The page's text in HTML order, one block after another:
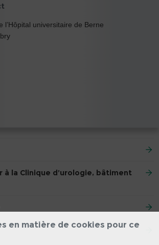
l’Hôpital universitaire de Berne
à la Clinique d’urologie, bâtiment
en matière de cookies pour ce